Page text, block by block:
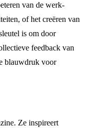
van de werk-
of het creëren van
is om door
feedback van
blauwdruk voor
Ze inspireert